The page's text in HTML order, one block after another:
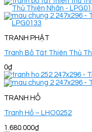
TRANH PHẬT
Tranh Bồ Tát Thiên Thủ
0₫
TRANH HỔ
Tranh Hổ – LHO0252
1.680.000₫